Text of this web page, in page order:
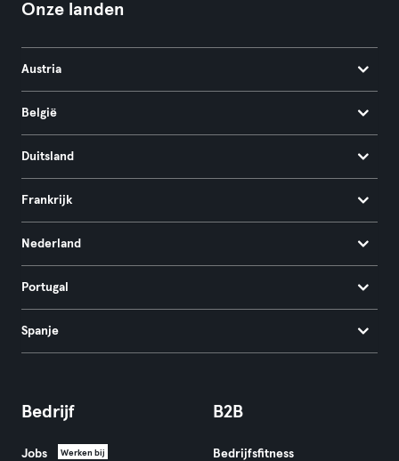
Onze landen
Austria
België
Duitsland
Frankrijk
Nederland
Portugal
Spanje
Bedrijf
Jobs Werken bij
B2B
Bedrijfsfitness